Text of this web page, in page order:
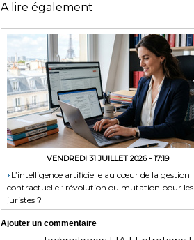
A lire également
VENDREDI 31 JUILLET 2026 - 17:19
​L’intelligence artificielle au cœur de la gestion
contractuelle : révolution ou mutation pour les
juristes ?
Ajouter un commentaire